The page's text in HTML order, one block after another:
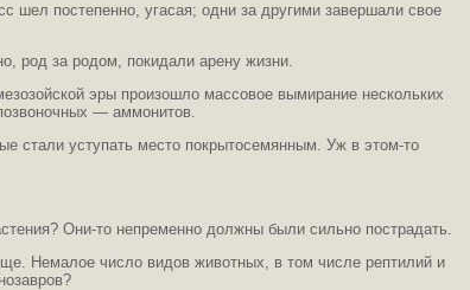
шел постепенно, угасая; одни за другими завершали свое
род за родом, покидали арену жизни.
эры произошло массовое вымирание нескольких
— аммонитов.
стали уступать место покрытосемянным. Уж в этом-то
Они-то непременно должны были сильно пострадать.
Немалое число видов животных, в том числе рептилий и